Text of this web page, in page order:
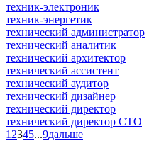
техник-электроник
техник-энергетик
технический администратор
технический аналитик
технический архитектор
технический ассистент
технический аудитор
технический дизайнер
технический директор
технический директор CTO
1 2345...9дальше